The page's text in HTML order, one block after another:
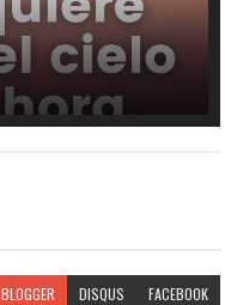
BLOGGER DISQUS FACEBOOK